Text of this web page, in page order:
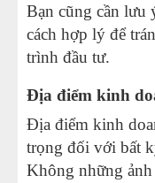
Bạn cũng cần lưu
cách hợp lý để
trình đầu tư.
Địa điểm kinh
Địa điểm kinh
trọng đối với bất
Không những